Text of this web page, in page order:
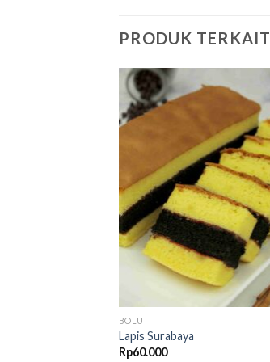
PRODUK TERKAIT
BOLU
Lapis Surabaya
Rp60.000